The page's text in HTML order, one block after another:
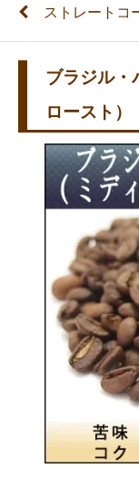
ストレートコ
ブラジル・
ロースト）